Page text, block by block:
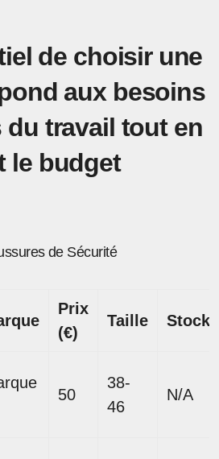
de choisir une
aux besoins
travail tout en
le budget
de Sécurité
Prix
(€)
Taille
50
38-
46
N/A